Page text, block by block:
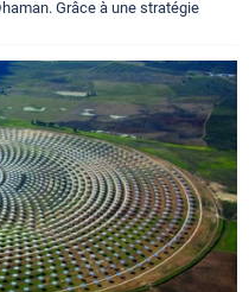
Grâce à une stratégie